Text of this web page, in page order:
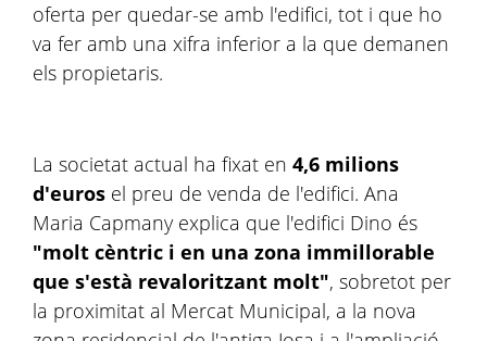
oferta per quedar-se amb l'edifici, tot i que ho
va fer amb una xifra inferior a la que demanen
els propietaris.
La societat actual ha fixat en 4,6 milions
d'euros el preu de venda de l'edifici. Ana
Maria Capmany explica que l'edifici Dino és
"molt cèntric i en una zona immillorable
que s'està revaloritzant molt", sobretot per
la proximitat al Mercat Municipal, a la nova